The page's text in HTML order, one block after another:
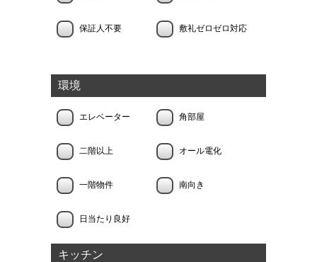
保証人不要 敷礼ゼロゼロ対応
環境
エレベーター 角部屋
二階以上 オール電化
一階物件 南向き
日当たり良好
キッチン